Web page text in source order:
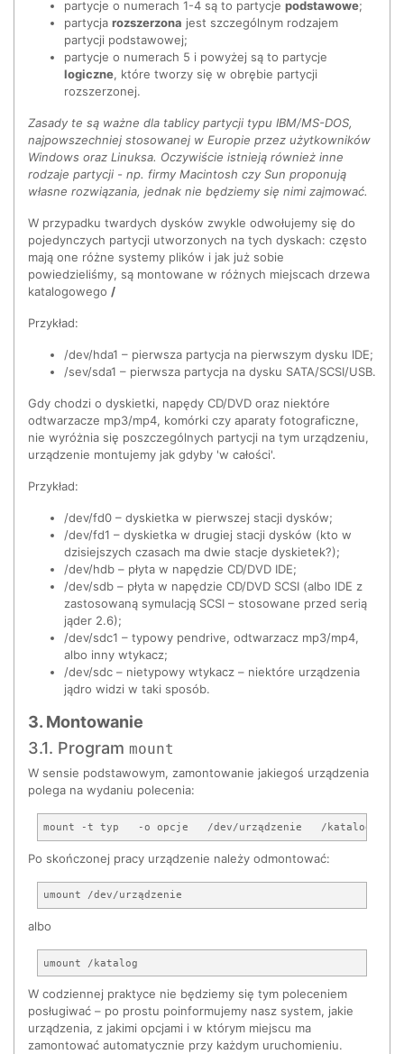
partycje o numerach 1-4 są to partycje podstawowe;
partycja rozszerzona jest szczególnym rodzajem
partycji podstawowej;
partycje o numerach 5 i powyżej są to partycje
logiczne, które tworzy się w obrębie partycji
rozszerzonej.
Zasady te są ważne dla tablicy partycji typu IBM/MS-DOS,
najpowszechniej stosowanej w Europie przez użytkowników
Windows oraz Linuksa. Oczywiście istnieją również inne
rodzaje partycji - np. firmy Macintosh czy Sun proponują
własne rozwiązania, jednak nie będziemy się nimi zajmować.
W przypadku twardych dysków zwykle odwołujemy się do
pojedynczych partycji utworzonych na tych dyskach: często
mają one różne systemy plików i jak już sobie
powiedzieliśmy, są montowane w różnych miejscach drzewa
katalogowego /
Przykład:
/dev/hda1 – pierwsza partycja na pierwszym dysku IDE;
/sev/sda1 – pierwsza partycja na dysku SATA/SCSI/USB.
Gdy chodzi o dyskietki, napędy CD/DVD oraz niektóre
odtwarzacze mp3/mp4, komórki czy aparaty fotograficzne,
nie wyróżnia się poszczególnych partycji na tym urządzeniu,
urządzenie montujemy jak gdyby 'w całości'.
Przykład:
/dev/fd0 – dyskietka w pierwszej stacji dysków;
/dev/fd1 – dyskietka w drugiej stacji dysków (kto w
dzisiejszych czasach ma dwie stacje dyskietek?);
/dev/hdb – płyta w napędzie CD/DVD IDE;
/dev/sdb – płyta w napędzie CD/DVD SCSI (albo IDE z
zastosowaną symulacją SCSI – stosowane przed serią
jąder 2.6);
/dev/sdc1 – typowy pendrive, odtwarzacz mp3/mp4,
albo inny wtykacz;
/dev/sdc – nietypowy wtykacz – niektóre urządzenia
jądro widzi w taki sposób.
3. Montowanie
3.1. Program mount
W sensie podstawowym, zamontowanie jakiegoś urządzenia
polega na wydaniu polecenia:
Po skończonej pracy urządzenie należy odmontować:
albo
W codziennej praktyce nie będziemy się tym poleceniem
posługiwać – po prostu poinformujemy nasz system, jakie
urządzenia, z jakimi opcjami i w którym miejscu ma
zamontować automatycznie przy każdym uruchomieniu.